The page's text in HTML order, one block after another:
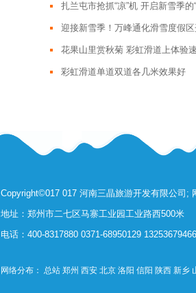
扎兰屯市抢抓“凉”机 开启新雪季的
迎接新雪季！万峰通化滑雪度假
花果山里赏秋菊 彩虹滑道上体验
彩虹滑道单道双道各几米效果好
Copyright©017 017 河南三晶旅游开发有限公司;
地址：郑州市二七区马寨工业园工业路西500米
电话：400-8317880 0371-68950129
网络分布： 总站 郑州 西安 北京 洛阳 信阳 陕西 新乡